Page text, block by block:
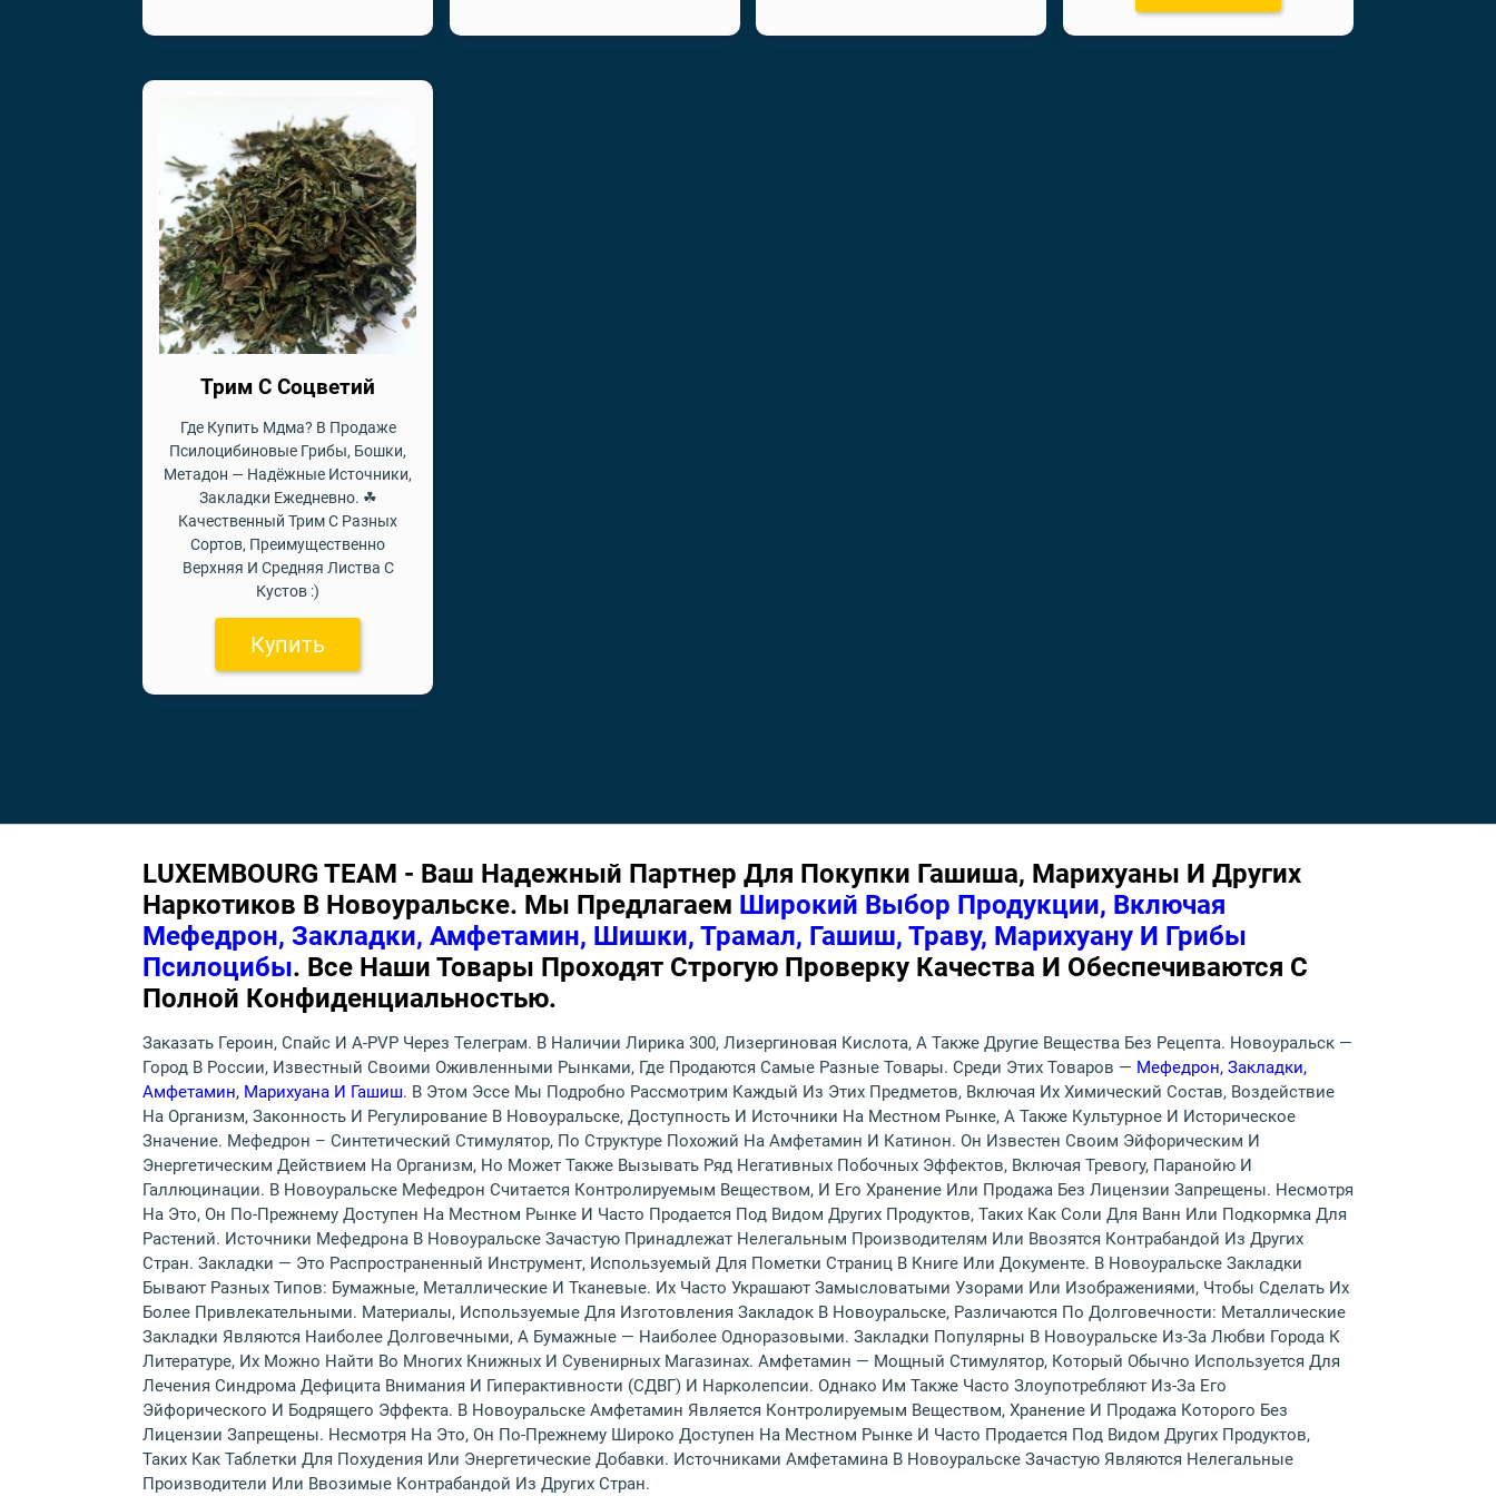
Трим С Соцветий
Где Купить Мдма? В Продаже
Псилоцибиновые Грибы, Бошки,
Метадон — Надёжные Источники,
Закладки Ежедневно. ☘
Качественный Трим С Разных
Сортов, Преимущественно
Верхняя И Средняя Листва С
Кустов :)
Купить
LUXEMBOURG TEAM - Ваш Надежный Партнер Для Покупки Гашиша, Марихуаны И Других
Наркотиков В Новоуральске. Мы Предлагаем Широкий Выбор Продукции, Включая
Мефедрон, Закладки, Амфетамин, Шишки, Трамал, Гашиш, Траву, Марихуану И Грибы
Псилоцибы. Все Наши Товары Проходят Строгую Проверку Качества И Обеспечиваются С
Полной Конфиденциальностью.
Заказать Героин, Спайс И A-PVP Через Телеграм. В Наличии Лирика 300, Лизергиновая Кислота, А Также Другие Вещества Без Рецепта. Новоуральск —
Город В России, Известный Своими Оживленными Рынками, Где Продаются Самые Разные Товары. Среди Этих Товаров — Мефедрон, Закладки,
Амфетамин, Марихуана И Гашиш. В Этом Эссе Мы Подробно Рассмотрим Каждый Из Этих Предметов, Включая Их Химический Состав, Воздействие
На Организм, Законность И Регулирование В Новоуральске, Доступность И Источники На Местном Рынке, А Также Культурное И Историческое
Значение. Мефедрон – Синтетический Стимулятор, По Структуре Похожий На Амфетамин И Катинон. Он Известен Своим Эйфорическим И
Энергетическим Действием На Организм, Но Может Также Вызывать Ряд Негативных Побочных Эффектов, Включая Тревогу, Паранойю И
Галлюцинации. В Новоуральске Мефедрон Считается Контролируемым Веществом, И Его Хранение Или Продажа Без Лицензии Запрещены. Несмотря
На Это, Он По-Прежнему Доступен На Местном Рынке И Часто Продается Под Видом Других Продуктов, Таких Как Соли Для Ванн Или Подкормка Для
Растений. Источники Мефедрона В Новоуральске Зачастую Принадлежат Нелегальным Производителям Или Ввозятся Контрабандой Из Других
Стран. Закладки — Это Распространенный Инструмент, Используемый Для Пометки Страниц В Книге Или Документе. В Новоуральске Закладки
Бывают Разных Типов: Бумажные, Металлические И Тканевые. Их Часто Украшают Замысловатыми Узорами Или Изображениями, Чтобы Сделать Их
Более Привлекательными. Материалы, Используемые Для Изготовления Закладок В Новоуральске, Различаются По Долговечности: Металлические
Закладки Являются Наиболее Долговечными, А Бумажные — Наиболее Одноразовыми. Закладки Популярны В Новоуральске Из-За Любви Города К
Литературе, Их Можно Найти Во Многих Книжных И Сувенирных Магазинах. Амфетамин — Мощный Стимулятор, Который Обычно Используется Для
Лечения Синдрома Дефицита Внимания И Гиперактивности (СДВГ) И Нарколепсии. Однако Им Также Часто Злоупотребляют Из-За Его
Эйфорического И Бодрящего Эффекта. В Новоуральске Амфетамин Является Контролируемым Веществом, Хранение И Продажа Которого Без
Лицензии Запрещены. Несмотря На Это, Он По-Прежнему Широко Доступен На Местном Рынке И Часто Продается Под Видом Других Продуктов,
Таких Как Таблетки Для Похудения Или Энергетические Добавки. Источниками Амфетамина В Новоуральске Зачастую Являются Нелегальные
Производители Или Ввозимые Контрабандой Из Других Стран.